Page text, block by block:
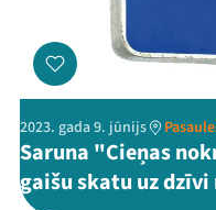
2023. gada 9. jūnijs
Saruna "Cieņas
gaišu skatu uz